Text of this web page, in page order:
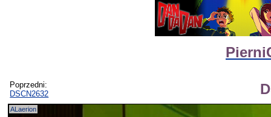
Poprzedni:
DSCN2632
ALaerion